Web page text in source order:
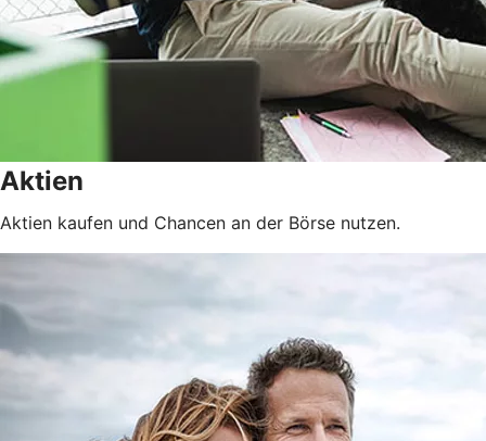
Aktien
Aktien kaufen und Chancen an der Börse nutzen.